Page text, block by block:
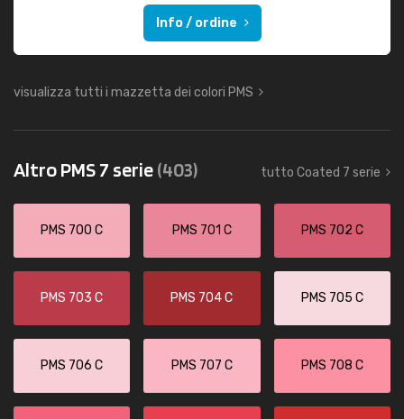
Info / ordine
visualizza tutti i mazzetta dei colori PMS
Altro PMS 7 serie(403) tutto Coated 7 serie
PMS 700 C PMS 701 C PMS 702 C
PMS 703 C PMS 704 C PMS 705 C
PMS 706 C PMS 707 C PMS 708 C